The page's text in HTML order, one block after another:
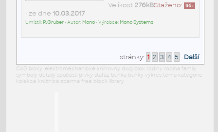
Staženo: 96x
Velikost 276kB
• ze dne 10.03.2017
Umístil: PJGruber• Autor: Mono• Výrobce: Mono Systems
stránky: 1 2 3 4 5 Další
CAD bloky: elektromechanické knihovny dwg blok rodiny rodina family
symboly detaily součásti prvky stafáž buňka buňky výkres téma kategorie
kolekce knižnica zdarma free block library